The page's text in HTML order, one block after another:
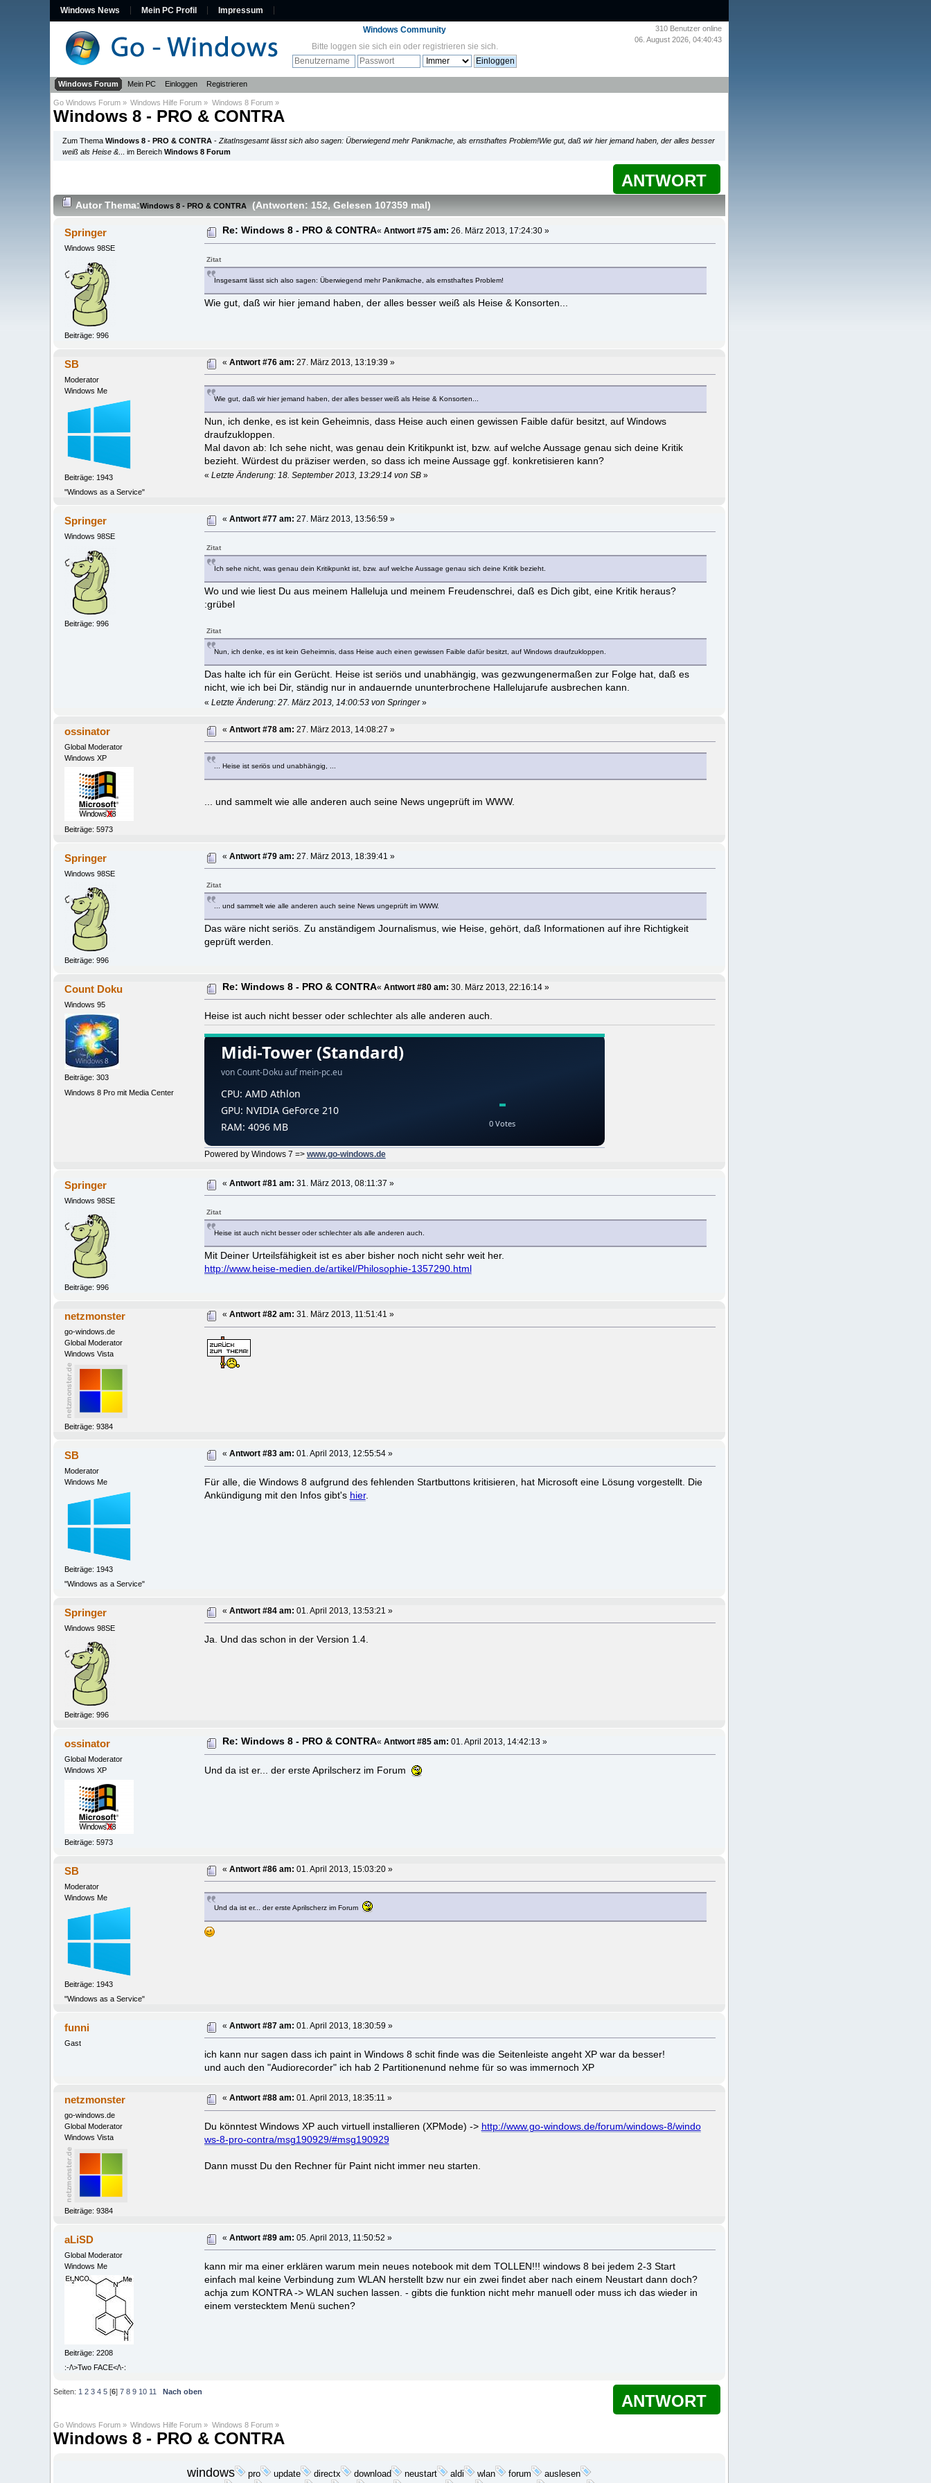
Windows News Mein PC Profil Impressum
310 Benutzer online
06. August 2026, 04:40:43
Windows Community
Bitte loggen sie sich ein oder registrieren sie sich.
Windows Forum Mein PC Einloggen Registrieren
Go Windows Forum » Windows Hilfe Forum » Windows 8 Forum»
Windows 8 - PRO & CONTRA
Zum ThemaWindows 8 - PRO & CONTRA -ZitatInsgesamt lässt sich also sagen: Überwiegend mehr Panikmache, als ernsthaftes Problem!Wie gut, daß wir hier jemand haben, der alles besser
weiß als Heise & ... im BereichWindows 8 Forum
ANTWORT
AutorThema:Windows 8 - PRO & CONTRA (Antworten: 152, Gelesen 107359 mal )
Springer
Windows 98SE
Beiträge: 996
Re: Windows 8 - PRO & CONTRA«Antwort #75 am: 26. März 2013, 17:24:30 »
Zitat
Insgesamt lässt sich also sagen: Überwiegend mehr Panikmache, als ernsthaftes Problem!
Wie gut, daß wir hier jemand haben, der alles besser weiß als Heise & Konsorten...
SB
Moderator
Windows Me
Beiträge: 1943
"Windows as a Service"
«Antwort #76 am: 27. März 2013, 13:19:39 »
Wie gut, daß wir hier jemand haben, der alles besser weiß als Heise & Konsorten...
Nun, ich denke, es ist kein Geheimnis, dass Heise auch einen gewissen Faible dafür besitzt, auf Windows
draufzukloppen.
Mal davon ab: Ich sehe nicht, was genau dein Kritikpunkt ist, bzw. auf welche Aussage genau sich deine Kritik
bezieht. Würdest du präziser werden, so dass ich meine Aussage ggf. konkretisieren kann?
« Letzte Änderung: 18. September 2013, 13:29:14 von SB»
Springer
Windows 98SE
Beiträge: 996
«Antwort #77 am: 27. März 2013, 13:56:59 »
Zitat
Ich sehe nicht, was genau dein Kritikpunkt ist, bzw. auf welche Aussage genau sich deine Kritik bezieht.
Wo und wie liest Du aus meinem Halleluja und meinem Freudenschrei, daß es Dich gibt, eine Kritik heraus?
:grübel
Zitat
Nun, ich denke, es ist kein Geheimnis, dass Heise auch einen gewissen Faible dafür besitzt, auf Windows draufzukloppen.
Das halte ich für ein Gerücht. Heise ist seriös und unabhängig, was gezwungenermaßen zur Folge hat, daß es
nicht, wie ich bei Dir, ständig nur in andauernde ununterbrochene Hallelujarufe ausbrechen kann.
« Letzte Änderung: 27. März 2013, 14:00:53 von Springer»
ossinator
Global Moderator
Windows XP
Beiträge: 5973
«Antwort #78 am: 27. März 2013, 14:08:27 »
... Heise ist seriös und unabhängig, ...
... und sammelt wie alle anderen auch seine News ungeprüft im WWW.
Springer
Windows 98SE
Beiträge: 996
«Antwort #79 am: 27. März 2013, 18:39:41 »
Zitat
... und sammelt wie alle anderen auch seine News ungeprüft im WWW.
Das wäre nicht seriös. Zu anständigem Journalismus, wie Heise, gehört, daß Informationen auf ihre Richtigkeit
geprüft werden.
Count Doku
Windows 95
Beiträge: 303
Windows 8 Pro mit Media Center
Re: Windows 8 - PRO & CONTRA«Antwort #80 am: 30. März 2013, 22:16:14 »
Heise ist auch nicht besser oder schlechter als alle anderen auch.
Powered by Windows 7 => www.go-windows.de
Springer
Windows 98SE
Beiträge: 996
«Antwort #81 am: 31. März 2013, 08:11:37 »
Zitat
Heise ist auch nicht besser oder schlechter als alle anderen auch.
Mit Deiner Urteilsfähigkeit ist es aber bisher noch nicht sehr weit her.
http://www.heise-medien.de/artikel/Philosophie-1357290.html
netzmonster
go-windows.de
Global Moderator
Windows Vista
Beiträge: 9384
«Antwort #82 am: 31. März 2013, 11:51:41 »
SB
Moderator
Windows Me
Beiträge: 1943
"Windows as a Service"
«Antwort #83 am: 01. April 2013, 12:55:54 »
Für alle, die Windows 8 aufgrund des fehlenden Startbuttons kritisieren, hat Microsoft eine Lösung vorgestellt. Die
Ankündigung mit den Infos gibt's hier.
Springer
Windows 98SE
Beiträge: 996
«Antwort #84 am: 01. April 2013, 13:53:21 »
Ja. Und das schon in der Version 1.4.
ossinator
Global Moderator
Windows XP
Beiträge: 5973
Re: Windows 8 - PRO & CONTRA«Antwort #85 am: 01. April 2013, 14:42:13 »
Und da ist er... der erste Aprilscherz im Forum
SB
Moderator
Windows Me
Beiträge: 1943
"Windows as a Service"
«Antwort #86 am: 01. April 2013, 15:03:20 »
Und da ist er... der erste Aprilscherz im Forum
funni
Gast
«Antwort #87 am: 01. April 2013, 18:30:59 »
ich kann nur sagen dass ich paint in Windows 8 schit finde was die Seitenleiste angeht XP war da besser!
und auch den "Audiorecorder" ich hab 2 Partitionenund nehme für so was immernoch XP
netzmonster
go-windows.de
Global Moderator
Windows Vista
Beiträge: 9384
«Antwort #88 am: 01. April 2013, 18:35:11 »
Du könntest Windows XP auch virtuell installieren (XPMode) -> http://www.go-windows.de/forum/windows-8/windo
ws-8-pro-contra/msg190929/#msg190929
Dann musst Du den Rechner für Paint nicht immer neu starten.
aLiSD
Global Moderator
Windows Me
Beiträge: 2208
:-/\>Two FACE</\-:
«Antwort #89 am: 05. April 2013, 11:50:52 »
kann mir ma einer erklären warum mein neues notebook mit dem TOLLEN!!! windows 8 bei jedem 2-3 Start
einfach mal keine Verbindung zum WLAN herstellt bzw nur ein zwei findet aber nach einem Neustart dann doch?
achja zum KONTRA -> WLAN suchen lassen. - gibts die funktion nicht mehr manuell oder muss ich das wieder in
einem verstecktem Menü suchen?
ANTWORT
Seiten: 1 2 3 4 5 [6] 7 8 9 10 11 Nach oben
Go Windows Forum » Windows Hilfe Forum » Windows 8 Forum»
Windows 8 - PRO & CONTRA
windows pro update directx download neustart aldi wlan forum auslesen